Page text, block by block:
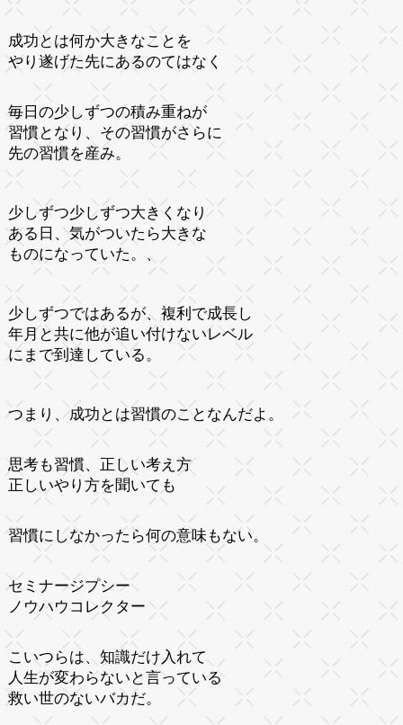
成功とは何か大きなことを
やり遂げた先にあるのてはなく
毎日の少しずつの積み重ねが
習慣となり、その習慣がさらに
先の習慣を産み。
少しずつ少しずつ大きくなり
ある日、気がついたら大きな
ものになっていた。、
少しずつではあるが、複利で成長し
年月と共に他が追い付けないレベル
にまで到達している。
つまり、成功とは習慣のことなんだよ。
思考も習慣、正しい考え方
正しいやり方を聞いても
習慣にしなかったら何の意味もない。
セミナージプシー
ノウハウコレクター
こいつらは、知識だけ入れて
人生が変わらないと言っている
救い世のないバカだ。